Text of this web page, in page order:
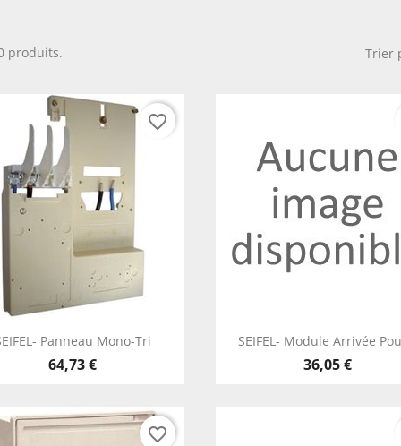
produits. Trier
 Aperçu rapide
Panneau Mono-Tri
64,73 €
favorite_border
Aperçu rapide
SEIFEL- Module Arrivée
36,05 €
favorite_border